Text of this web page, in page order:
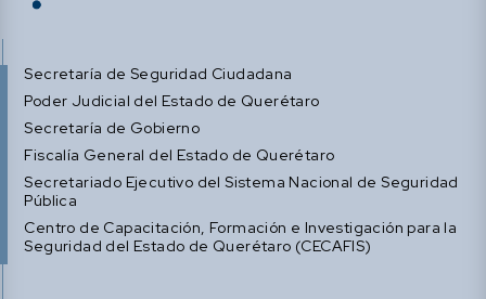
Secretaría de Seguridad Ciudadana
Poder Judicial del Estado de Querétaro
Secretaría de Gobierno
Fiscalía General del Estado de Querétaro
Secretariado Ejecutivo del Sistema Nacional de Seguridad
Pública
Centro de Capacitación, Formación e Investigación para la